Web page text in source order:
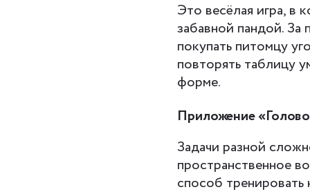
Это весёлая игра, в
забавной пандой.
покупать питомцу
повторять таблицу
форме.
Приложение
Задачи разной
пространственное
способ